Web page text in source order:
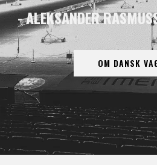
- ALEKSANDER
OM DANSK